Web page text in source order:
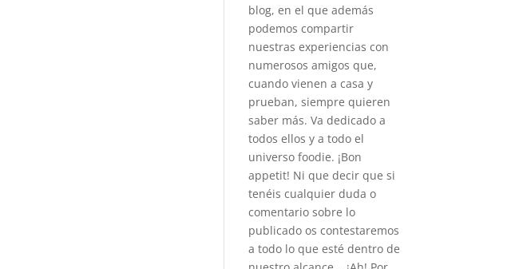
blog, en el que además
podemos compartir
nuestras experiencias con
numerosos amigos que,
cuando vienen a casa y
prueban, siempre quieren
saber más. Va dedicado a
todos ellos y a todo el
universo foodie. ¡Bon
appetit! Ni que decir que si
tenéis cualquier duda o
comentario sobre lo
publicado os contestaremos
a todo lo que esté dentro de